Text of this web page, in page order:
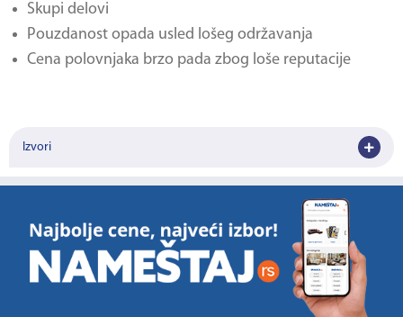
Skupi delovi
Pouzdanost opada usled lošeg održavanja
Cena polovnjaka brzo pada zbog loše reputacije
Izvori